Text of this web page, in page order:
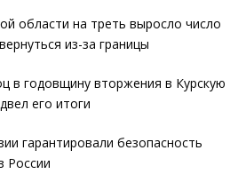
области на треть выросло число
из-за границы
в годовщину вторжения в Курскую
его итоги
гарантировали безопасность
России